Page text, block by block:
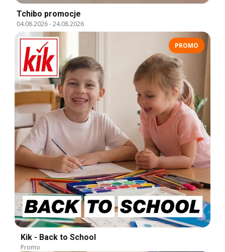
Tchibo promocje
04.08.2026-24.08.2026
PROMO
Kik - Back to School
Promo